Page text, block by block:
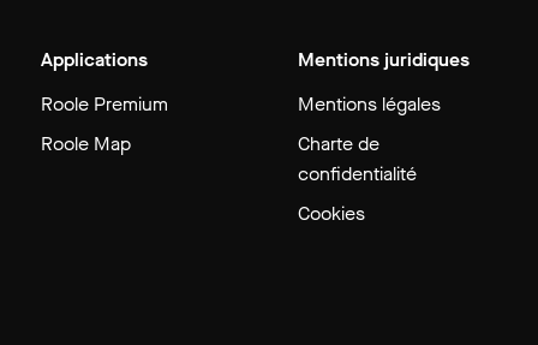
Applications
Roole Premium
Roole Map
Mentions juridiques
Mentions légales
Charte de
confidentialité
Cookies